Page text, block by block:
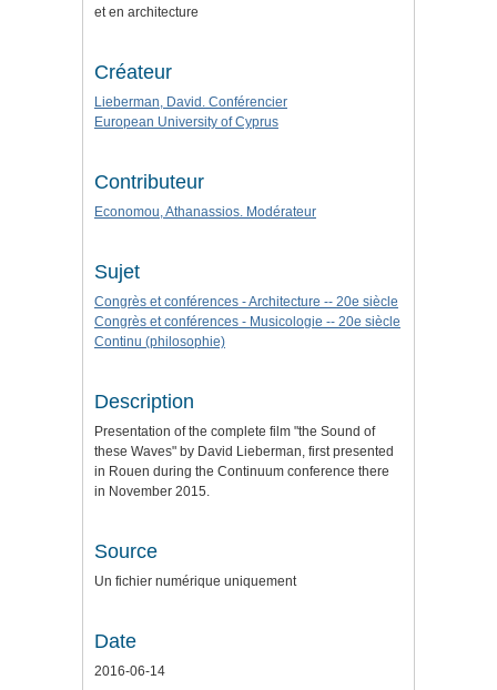
et en architecture
Créateur
Lieberman, David. Conférencier
European University of Cyprus
Contributeur
Economou, Athanassios. Modérateur
Sujet
Congrès et conférences - Architecture -- 20e siècle
Congrès et conférences - Musicologie -- 20e siècle
Continu (philosophie)
Description
Presentation of the complete film "the Sound of
these Waves" by David Lieberman, first presented
in Rouen during the Continuum conference there
in November 2015.
Source
Un fichier numérique uniquement
Date
2016-06-14